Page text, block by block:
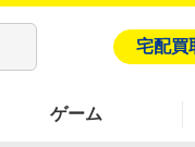
宅配買
ゲーム